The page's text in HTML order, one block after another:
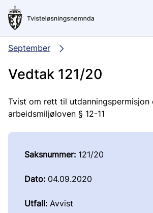
Hopp
hovedinnhold
September
Vedtak 121/20
Tvist om rett til utdanningspermisjon
arbeidsmiljøloven § 12-11
Saksnummer: 121/20
Dato: 04.09.2020
Utfall: Avvist